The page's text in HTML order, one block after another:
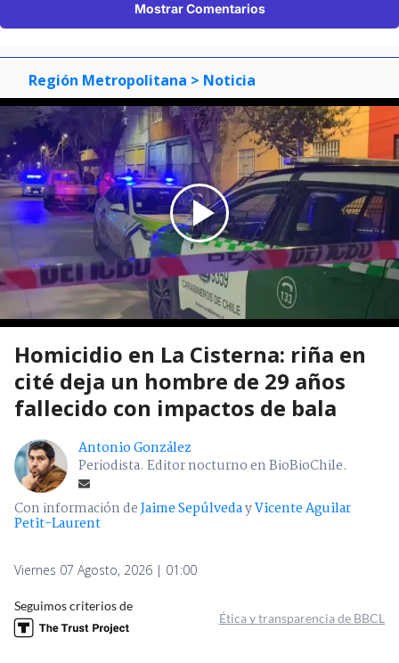
Mostrar Comentarios
Región Metropolitana > Noticia
Homicidio en La Cisterna: riña en
cité deja un hombre de 29 años
fallecido con impactos de bala
Antonio González
Periodista. Editor nocturno en BioBioChile.
Con información deJaime SepúlvedayVicente Aguilar
Petit-Laurent
Viernes 07 Agosto, 2026 | 01:00
Seguimos criterios de
Ética y transparencia de BBCL